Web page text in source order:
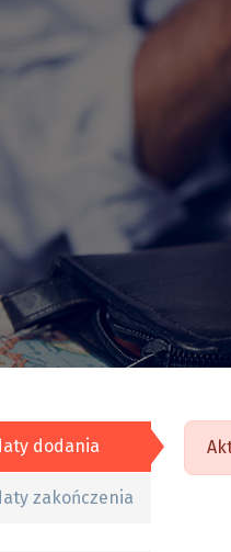
dodania
zakończenia